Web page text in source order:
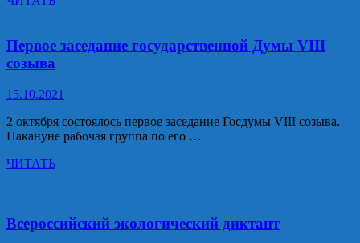
–
приоритетная
задача
Первое заседание государственной Думы VIII
созыва
15.10.2021
2 октября состоялось первое заседание Госдумы VIII созыва.
Накануне рабочая группа по его …
Первое
VIII
созыва
ЧИТАТЬ
Всероссийский экологический диктант